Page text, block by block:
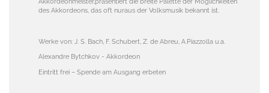
des Akkordeons, das oft nuraus der Volksmusik bekannt ist.
Werke von: J. S. Bach, F. Schubert, Z. de Abreu, A.Piazzolla u.a.
Alexandre Bytchkov - Akkordeon
Eintritt frei – Spende am Ausgang erbeten